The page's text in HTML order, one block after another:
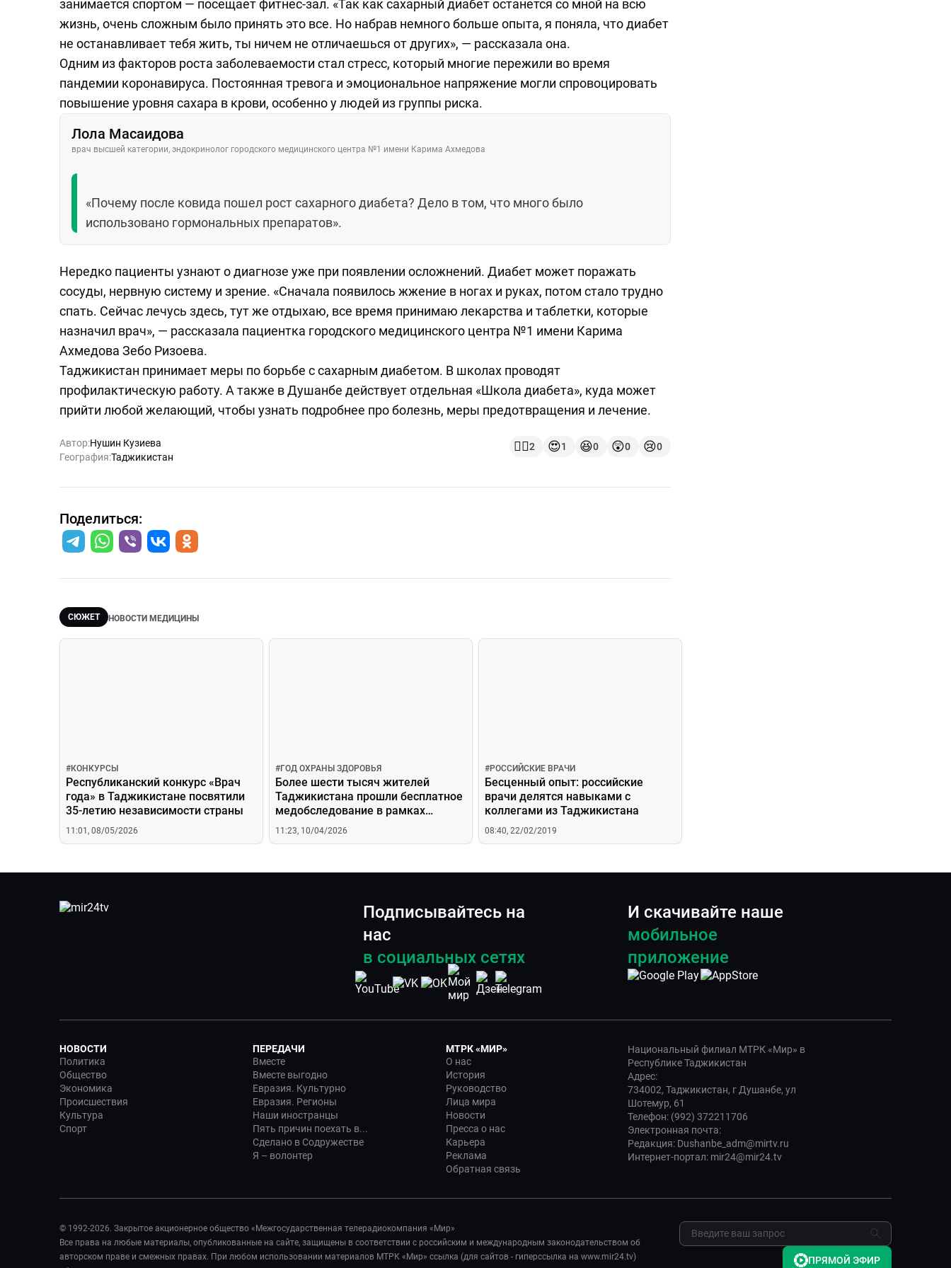
занимается спортом — посещает фитнес-зал. «Так как сахарный диабет останется со мной на всю
жизнь, очень сложным было принять это все. Но набрав немного больше опыта, я поняла, что диабет
не останавливает тебя жить, ты ничем не отличаешься от других», — рассказала она.
Одним из факторов роста заболеваемости стал стресс, который многие пережили во время
пандемии коронавируса. Постоянная тревога и эмоциональное напряжение могли спровоцировать
повышение уровня сахара в крови, особенно у людей из группы риска.
Лола Масаидова
врач высшей категории, эндокринолог городского медицинского центра №1 имени Карима Ахмедова
«Почему после ковида пошел рост сахарного диабета? Дело в том, что много было
использовано гормональных препаратов».
Нередко пациенты узнают о диагнозе уже при появлении осложнений. Диабет может поражать
сосуды, нервную систему и зрение. «Сначала появилось жжение в ногах и руках, потом стало трудно
спать. Сейчас лечусь здесь, тут же отдыхаю, все время принимаю лекарства и таблетки, которые
назначил врач», — рассказала пациентка городского медицинского центра №1 имени Карима
Ахмедова Зебо Ризоева.
Таджикистан принимает меры по борьбе с сахарным диабетом. В школах проводят
профилактическую работу. А также в Душанбе действует отдельная «Школа диабета», куда может
прийти любой желающий, чтобы узнать подробнее про болезнь, меры предотвращения и лечение.
Автор:Нушин Кузиева
География:Таджикистан
👍🏻2 😍1 😆0 😲0 😢0
Поделиться:
СЮЖЕТ НОВОСТИ МЕДИЦИНЫ
#КОНКУРСЫ
Республиканский конкурс «Врач
года» в Таджикистане посвятили
35-летию независимости страны
11:01, 08/05/2026
#ГОД ОХРАНЫ ЗДОРОВЬЯ
Более шести тысяч жителей
Таджикистана прошли бесплатное
медобследование в рамках
Всемирного дня здоровья
11:23, 10/04/2026
#РОССИЙСКИЕ ВРАЧИ
Бесценный опыт: российские
врачи делятся навыками с
коллегами из Таджикистана
08:40, 22/02/2019
Подписывайтесь на
нас
в социальных сетях
И скачивайте наше
мобильное
приложение
НОВОСТИ
Политика
Общество
Экономика
Происшествия
Культура
Спорт
ПЕРЕДАЧИ
Вместе
Вместе выгодно
Евразия. Культурно
Евразия. Регионы
Наши иностранцы
Пять причин поехать в...
Сделано в Содружестве
Я – волонтер
МТРК «МИР»
О нас
История
Руководство
Лица мира
Новости
Пресса о нас
Карьера
Реклама
Обратная связь
Национальный филиал МТРК «Мир» в
Республике Таджикистан
Адрес:
734002, Таджикистан, г Душанбе, ул
Шотемур, 61
Телефон: (992) 372211706
Электронная почта:
Редакция: Dushanbe_adm@mirtv.ru
Интернет-портал: mir24@mir24.tv
© 1992-2026. Закрытое акционерное общество «Межгосударственная телерадиокомпания «Мир»
Все права на любые материалы, опубликованные на сайте, защищены в соответствии с российским и международным законодательством об
авторском праве и смежных правах. При любом использовании материалов МТРК «Мир» ссылка (для сайтов - гиперссылка на www.mir24.tv)
ПРЯМОЙ ЭФИР